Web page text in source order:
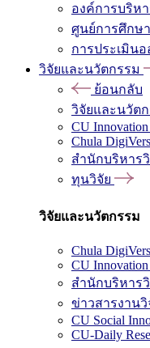
องค์การบริห
ศูนย์การศึกษ
การประเมิน
วิจัยและนวัตกรรม
ย้อนกลับ
วิจัยและนวัต
CU
Chula
สำนักบริหาร
ทุนวิจัย
วิจัยและนวัตกรรม
Chula
CU
สำนักบริหาร
ข่าวสารงาน
CU Social
CU-Daily